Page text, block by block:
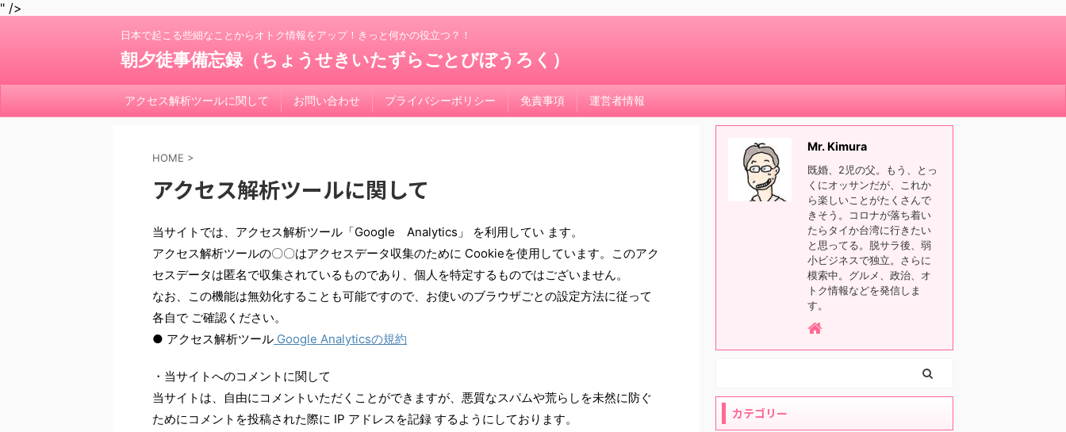
" />
日本で起こる些細なことからオトク情報をアップ！きっと何かの役立つ？！
朝夕徒事備忘録（ちょうせきいたずらごとびぼうろく）
アクセス解析ツールに関して お問い合わせ プライバシーポリシー 免責事項 運営者情報
HOME >
アクセス解析ツールに関して
当サイトでは、アクセス解析ツール「Google Analytics」 を利用してい ます。
アクセス解析ツールの〇〇はアクセスデータ収集のために Cookieを使用しています。このアク
セスデータは匿名で収集されているものであり、個人を特定するものではございません。
なお、この機能は無効化することも可能ですので、お使いのブラウザごとの設定方法に従って
各自で ご確認ください。
● アクセス解析ツール Google Analyticsの規約
・当サイトへのコメントに関して
当サイトは、自由にコメントいただくことができますが、悪質なスパムや荒らしを未然に防ぐ
ためにコメントを投稿された際に IP アドレスを記録 するようにしております。
Mr. Kimura
既婚、2児の父。もう、とっ
くにオッサンだが、これか
ら楽しいことがたくさんで
きそう。コロナが落ち着い
たらタイか台湾に行きたい
と思ってる。脱サラ後、弱
小ビジネスで独立。さらに
模索中。グルメ、政治、オ
トク情報などを発信しま
す。
カテゴリー